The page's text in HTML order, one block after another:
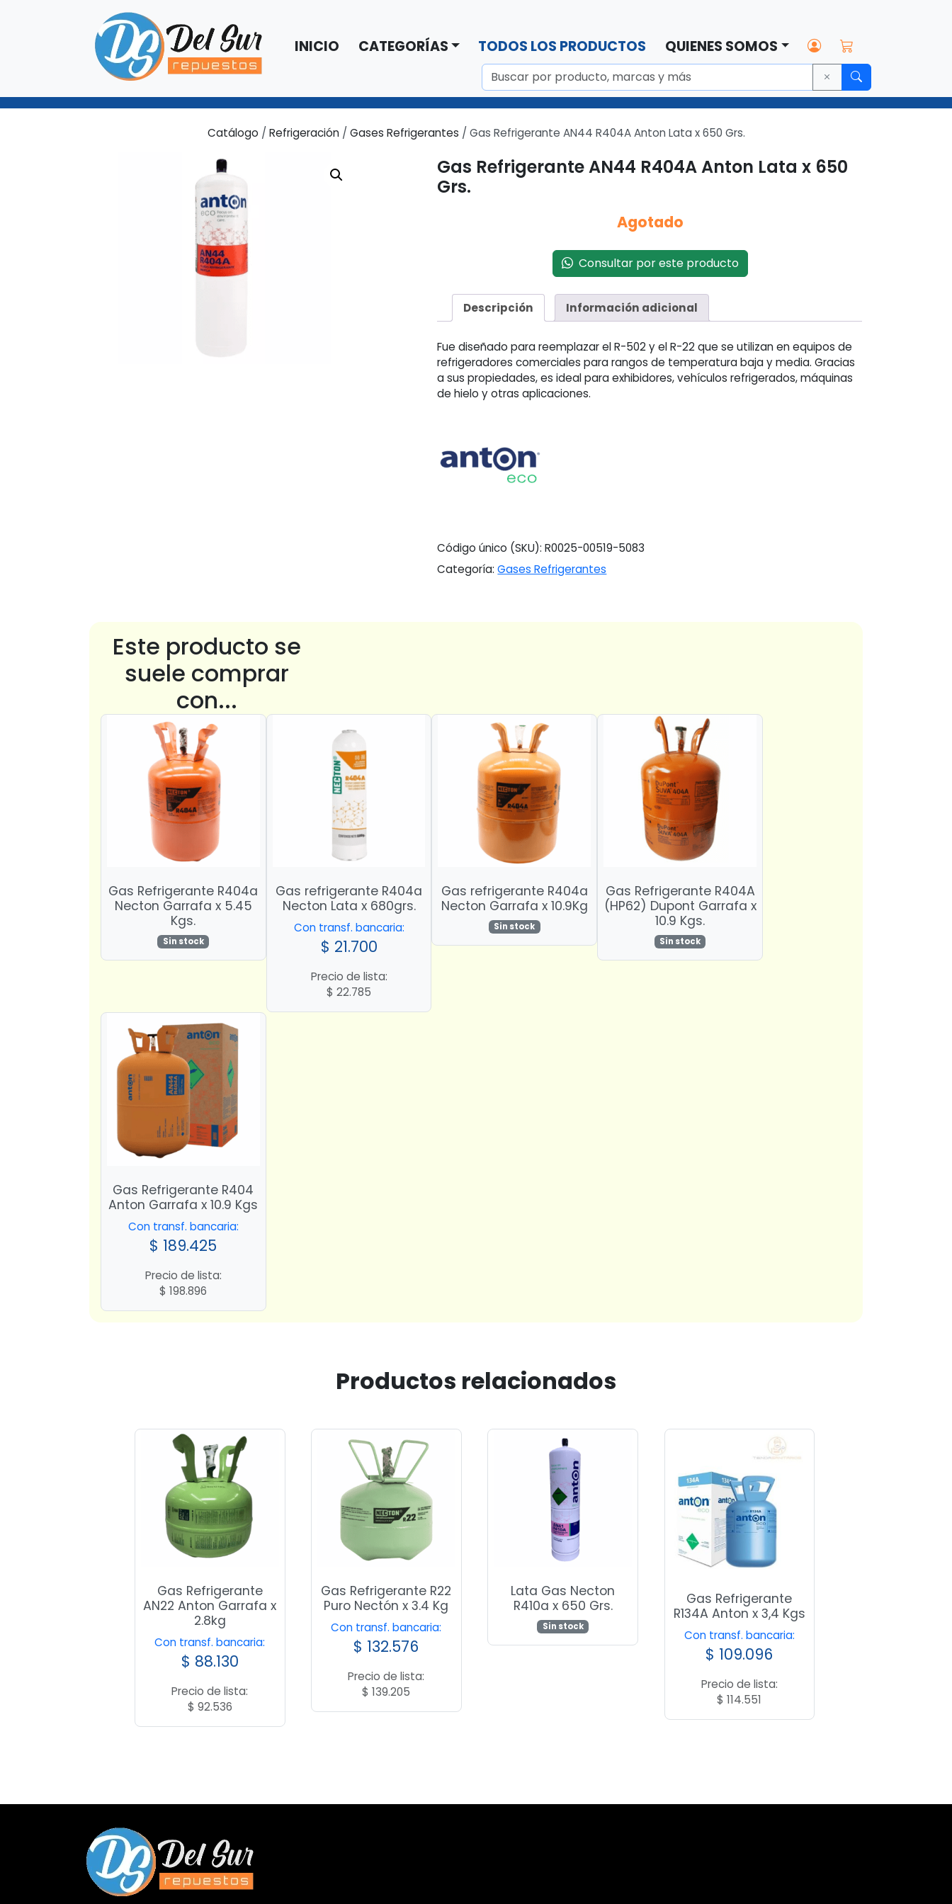
INICIO CATEGORÍAS TODOS LOS PRODUCTOS QUIENES SOMOS
Catálogo / Refrigeración/ Gases Refrigerantes / Gas Refrigerante AN44 R404A Anton Lata x 650 Grs.
Gas Refrigerante AN44 R404A Anton Lata x 650
Grs.
Agotado
Consultar por este producto
Descripción Información adicional
Fue diseñado para reemplazar el R-502 y el R-22 que se utilizan en equipos de
refrigeradores comerciales para rangos de temperatura baja y media. Gracias
a sus propiedades, es ideal para exhibidores, vehículos refrigerados, máquinas
de hielo y otras aplicaciones.
Código único (SKU):R0025-00519-5083
Categoría:Gases Refrigerantes
Este producto se
suele comprar
con...
Gas Refrigerante R404a
Necton Garrafa x 5.45
Kgs.
Sin stock
Gas refrigerante R404a
Necton Lata x 680grs.
Con transf. bancaria:
$ 21.700
Precio de lista:
$ 22.785
Gas refrigerante R404a
Necton Garrafa x 10.9Kg
Sin stock
Gas Refrigerante R404A
(HP62) Dupont Garrafa x
10.9 Kgs.
Sin stock
Gas Refrigerante R404
Anton Garrafa x 10.9 Kgs
Con transf. bancaria:
$ 189.425
Precio de lista:
$ 198.896
Productos relacionados
Gas Refrigerante
AN22 Anton Garrafa x
2.8kg
Con transf. bancaria:
$ 88.130
Precio de lista:
$ 92.536
Gas Refrigerante R22
Puro Nectón x 3.4 Kg
Con transf. bancaria:
$ 132.576
Precio de lista:
$ 139.205
Lata Gas Necton
R410a x 650 Grs.
Sin stock
Gas Refrigerante
R134A Anton x 3,4 Kgs
Con transf. bancaria:
$ 109.096
Precio de lista:
$ 114.551